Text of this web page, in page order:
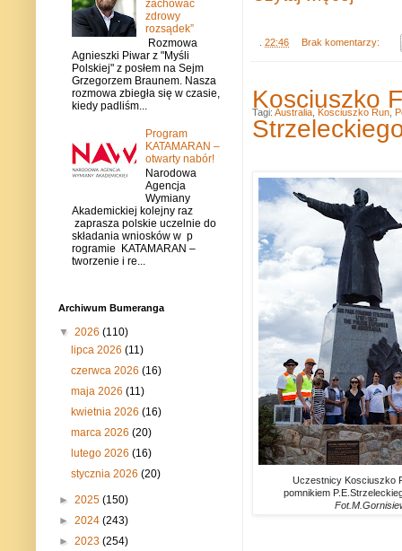
22:46 Brak komentarzy:
Kosciuszko
Uczestnicy Kosciuszko
pomnikiem
Tagi: Australia Kosciuszko Run
zachować
zdrowy
rozsądek”
Rozmowa
Agnieszki Piwar z "Myśli
Polskiej" z posłem na Sejm
Grzegorzem Braunem. Nasza
rozmowa zbiegła się w czasie,
kiedy padliśm...
Program
KATAMARAN –
otwarty nabór!
Narodowa
Agencja
Wymiany
Akademickiej kolejny raz
zaprasza polskie uczelnie do
składania wniosków w p
rogramie KATAMARAN –
tworzenie i re...
Archiwum Bumeranga
▼ 2026 (110)
lipca 2026(11)
czerwca 2026(16)
maja 2026(11)
kwietnia 2026(16)
marca 2026(20)
lutego 2026(16)
stycznia 2026(20)
► 2025 (150)
► 2024 (243)
► 2023 (254)